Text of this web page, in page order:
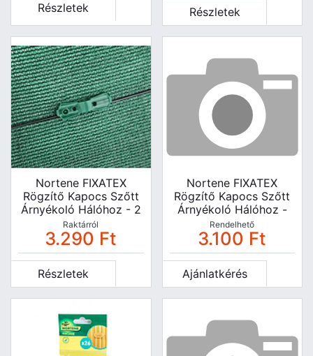
Részletek Részletek
Nortene FIXATEX
Rögzítő Kapocs Szőtt
Árnyékoló Hálóhoz - 2
X 2,5 Cm - Zöld -
(147121)
Raktárról
3.290 Ft
Részletek
Nortene FIXATEX
Rögzítő Kapocs Szőtt
Árnyékoló Hálóhoz -
20db - 2x2,5 Cm -
Szürke- 2011896
Rendelhető
3.100 Ft
Ajánlatkérés